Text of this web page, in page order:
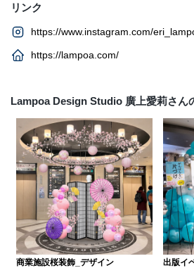
リンク
https://www.instagram.com/
https://lampoa.com/
Lampoa Design Studio 廣上愛莉さん
商業施設桜装飾_デザイン 出版イ